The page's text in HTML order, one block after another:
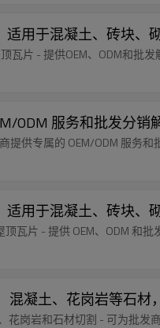
用于混凝土、砖块
瓦片 - 提供OEM、ODM和批发
ODM 服务和批发分
供专属的 OEM/ODM 服务和
用于混凝土、砖块
瓦片 - 提供 OEM、ODM 和批
凝土、花岗岩等石
岗岩和石材切割 - 可为批发